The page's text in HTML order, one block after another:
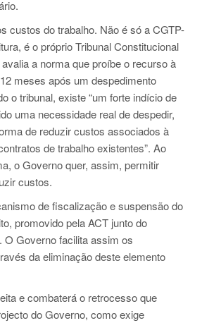
custos do trabalho. Não é só a CGTP-
é o próprio Tribunal Constitucional
a norma que proíbe o recurso à
meses após um despedimento
o tribunal, existe “um forte indício de
uma necessidade real de despedir,
de reduzir custos associados à
de trabalho existentes”. Ao
o Governo quer, assim, permitir
custos.
de fiscalização e suspensão do
promovido pela ACT junto do
O Governo facilita assim os
da eliminação deste elemento
e combaterá o retrocesso que
do Governo, como exige